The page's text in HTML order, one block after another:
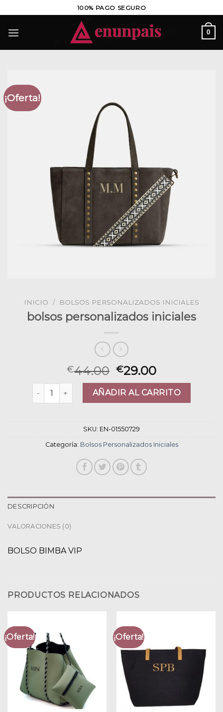
al
contenido
100% PAGO SEGURO
0
¡Oferta!
INICIO / BOLSOS PERSONALIZADOS INICIALES
bolsos personalizados iniciales
€44.00 €29.00
bolsos personalizados iniciales cantidad
AÑADIR AL CARRITO
SKU: EN-01550729
Categoría: Bolsos Personalizados Iniciales
DESCRIPCIÓN
VALORACIONES (0)
BOLSO BIMBA VIP
PRODUCTOS RELACIONADOS
¡Oferta! ¡Oferta!